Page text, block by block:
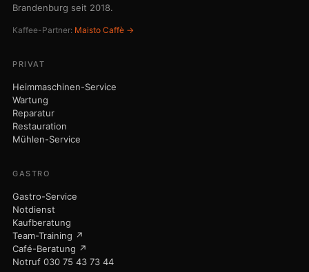
Brandenburg seit 2018.
Kaffee-Partner: Maisto Caffè →
PRIVAT
Heimmaschinen-Service
Wartung
Reparatur
Restauration
Mühlen-Service
GASTRO
Gastro-Service
Notdienst
Kaufberatung
Team-Training ↗
Café-Beratung ↗
Notruf 030 75 43 73 44